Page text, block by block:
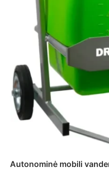
Autonominė mobili